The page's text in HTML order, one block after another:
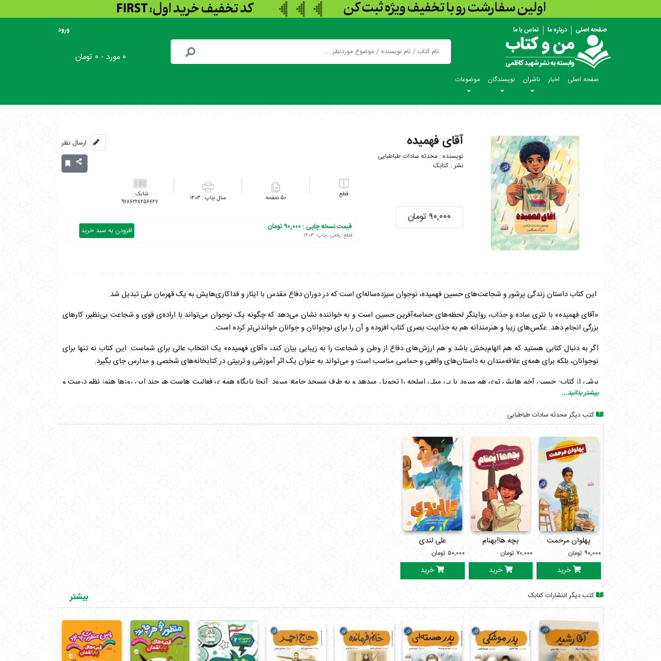
صفحه اصلی درباره ما تماس با ما ورود
۰ مورد - ۰ تومان
صفحه اصلی اخبار ناشران نویسندگان موضوعات
آقای فهمیده
محدثه سادات طباطبایی
کتابک
ارسال نظر
۹۰,۰۰۰ تومان
۵۰ ۱۴۰۳ ۹۷۸۶۲۲۸۲۵۶۶۲۷
قیمت نسخه چاپی : ۹۰,۰۰۰ تومان
قطع :رقعی ،چاپ: ۱۴۰۳ افزودن به سبد خرید
این کتاب داستان زندگی پرشور و شجاعت‌های حسین فهمیده، نوجوان سیزده‌ساله‌ای است که در دوران دفاع مقدس با ایثار و فداکاری‌هایش به یک قهرمان ملی تبدیل شد.
«آقای فهمیده» با نثری ساده و جذاب، روایتگر لحظه‌های حماسه‌آفرین حسین است و به خواننده نشان می‌دهد که چگونه یک نوجوان می‌تواند با اراده‌ی قوی و شجاعت بی‌نظیر، کارهای
بزرگی انجام دهد. عکس‌های زیبا و هنرمندانه‌ هم به جذابیت بصری کتاب افزوده و آن را برای نوجوانان و جوانان خواندنی‌تر کرده است.
اگر به دنبال کتابی هستید که هم الهام‌بخش باشد و هم ارزش‌های دفاع از وطن و شجاعت را به زیبایی بیان کند، «آقای فهمیده» یک انتخاب عالی برای شماست. این کتاب نه تنها برای
نوجوانان، بلکه برای همه‌ی علاقه‌مندان به داستان‌های واقعی و حماسی مناسب است و می‌تواند به عنوان یک اثر آموزشی و تربیتی در کتابخانه‌های شخصی و مدارس جای بگیرد.
برشی از کتاب: حسین آخم هایش توی هم میرود با بی میلی اسلحه را تحویل میدهد و به طرف مسجد جامع میرود. آنجا پایگاه همه ی فعالیت هاست هر چند این روزها هنوز نظم درست و
حسابی ندارد و هر کس فقط سعی میکند هر کاری از دستش بر می آید انجام بدهد حسین تیری توی تاریکی می اندازد و میرود سراغ پیرمردی که سلاح تحویل می‌دهد.
ـ سلام میشه به من یک اسلحه بدید؟ میخوام برم بجنگم - سلام جونم برای گرفتن اسلحه باید معرف داشته باشی داری؟
ـ نه کسی اینجا منو نمیشناسه
ـ پس برو باباجون
بیشتر بدانید...
کتب دیگر محدثه سادات طباطبایی
پهلوان مرحمت
۹۰,۰۰۰ تومان
خرید
بچه ها!بهنام
۷۰,۰۰۰ تومان
خرید
علی لندی
۵۰,۰۰۰ تومان
خرید
کتب دیگر انتشارات کتابک بیشتر